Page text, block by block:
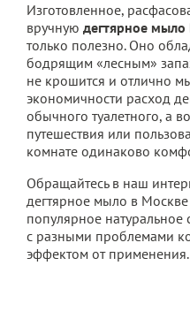
Изготовленное,
вручную дегтярное мыло
только полезно. Оно
бодрящим «лесным»
не крошится и отлично
экономичности расход
обычного туалетного, а
путешествия или
комнате одинаково
Обращайтесь в наш
дегтярное мыло в
популярное натуральное
с разными проблемами
эффектом от применения.